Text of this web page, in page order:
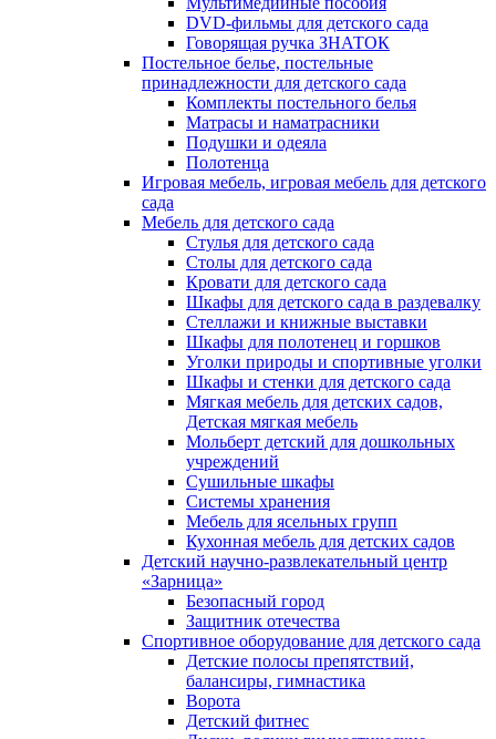
DVD-фильмы для детского сада
Говорящая ручка ЗНАТОК
Постельное белье, постельные
принадлежности для детского сада
Комплекты постельного белья
Матрасы и наматрасники
Подушки и одеяла
Полотенца
Игровая мебель, игровая мебель для детского
сада
Мебель для детского сада
Стулья для детского сада
Столы для детского сада
Кровати для детского сада
Шкафы для детского сада в раздевалку
Стеллажи и книжные выставки
Шкафы для полотенец и горшков
Уголки природы и спортивные уголки
Шкафы и стенки для детского сада
Мягкая мебель для детских садов,
Детская мягкая мебель
Мольберт детский для дошкольных
учреждений
Сушильные шкафы
Системы хранения
Мебель для ясельных групп
Кухонная мебель для детских садов
Детский научно-развлекательный центр
«Зарница»
Безопасный город
Защитник отечества
Спортивное оборудование для детского сада
Детские полосы препятствий,
балансиры, гимнастика
Ворота
Детский фитнес